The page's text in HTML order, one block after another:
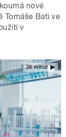
nové
Tomáše Bati ve
v
26 minut